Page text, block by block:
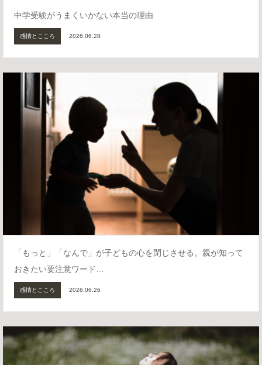
中学受験がうまくいかない本当の理由
感情とこころ 2026.06.28
「もっと」「なんで」が子どもの心を閉じさせる。親が知って
おきたい要注意ワード…
感情とこころ 2026.06.26